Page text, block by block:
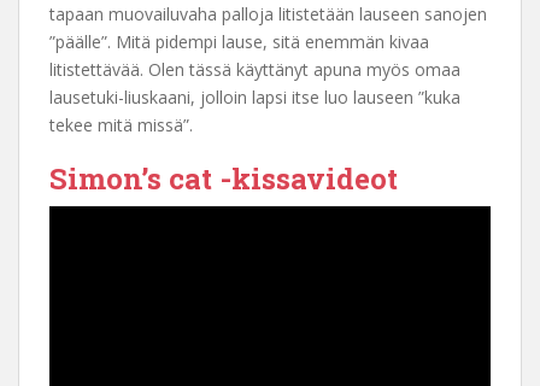
tapaan muovailuvaha palloja litistetään lauseen sanojen
”päälle”. Mitä pidempi lause, sitä enemmän kivaa
litistettävää. Olen tässä käyttänyt apuna myös omaa
lausetuki-liuskaani, jolloin lapsi itse luo lauseen ”kuka
tekee mitä missä”.
Simon’s cat -kissavideot